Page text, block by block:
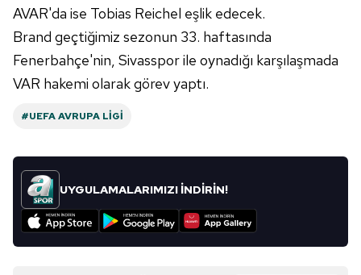
AVAR'da ise Tobias Reichel eşlik edecek.
Brand geçtiğimiz sezonun 33. haftasında
Fenerbahçe'nin, Sivasspor ile oynadığı karşılaşmada
VAR hakemi olarak görev yaptı.
#UEFA AVRUPA LIGI
UYGULAMALARIMIZI İNDİRİN!